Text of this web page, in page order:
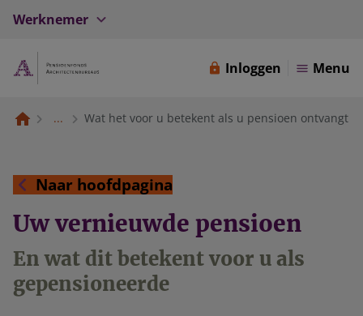
Werknemer
Inloggen Menu
... Wat het voor u betekent als u pensioen ontvangt
Naar hoofdpagina
Uw vernieuwde pensioen
En wat dit betekent voor u als
gepensioneerde